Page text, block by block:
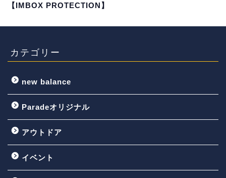
【IMBOX PROTECTION】
カテゴリー
new balance
Paradeオリジナル
アウトドア
イベント